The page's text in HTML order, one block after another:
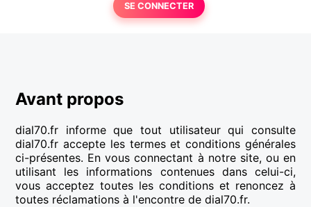
SE CONNECTER
Avant propos
dial70.fr informe que tout utilisateur qui consulte
dial70.fr accepte les termes et conditions générales
ci-présentes. En vous connectant à notre site, ou en
utilisant les informations contenues dans celui-ci,
vous acceptez toutes les conditions et renoncez à
toutes réclamations à l'encontre de dial70.fr.